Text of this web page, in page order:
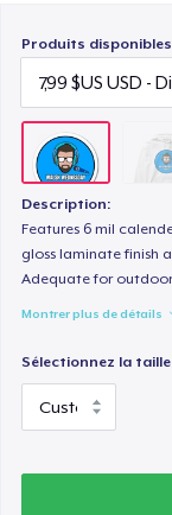
Produits disponibles
Description:
Features 6 mil
gloss laminate finish
Adequate for outdoor
Montrer plus de détails
Sélectionnez la